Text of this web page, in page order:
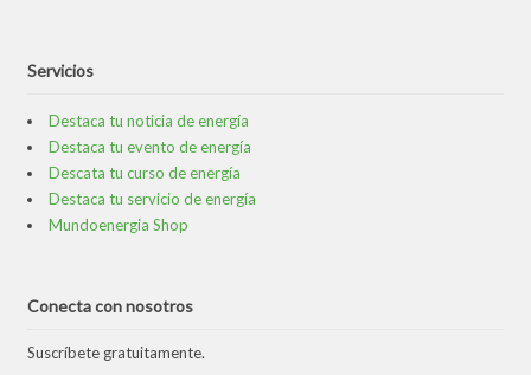
Servicios
Destaca tu noticia de energía
Destaca tu evento de energía
Descata tu curso de energía
Destaca tu servicio de energía
Mundoenergia Shop
Conecta con nosotros
Suscríbete gratuitamente.